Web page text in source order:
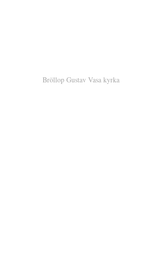
Bröllop Gustav Vasa kyrka